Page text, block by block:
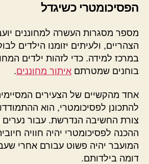
הפסיכומטרי כשיגדל
מספר מסגרות העשרה למחוננים
הצהריים, ולעיתים יזומנו הילדים
במרכז למידה. כדי לזהות ילדים
בוחנים שמטרתם איתור מחוננים.
אחד מהקשיים של הצעירים
להתכונן לפסיכומטרי, הוא
צורת החשיבה הנדרשת. עבור נערים
ההכנה לפסיכומטרי יהיה חוויה
המועבר יהיה פשוט עבורם אחרי
דומה בילדותם.